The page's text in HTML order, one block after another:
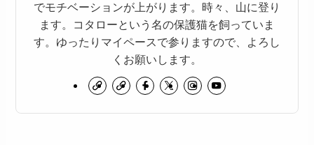
でモチベーションが上がります。時々、山に登り
ます。コタローという名の保護猫を飼っていま
す。ゆったりマイペースで参りますので、よろし
くお願いします。